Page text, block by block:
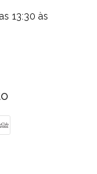
13:30 às